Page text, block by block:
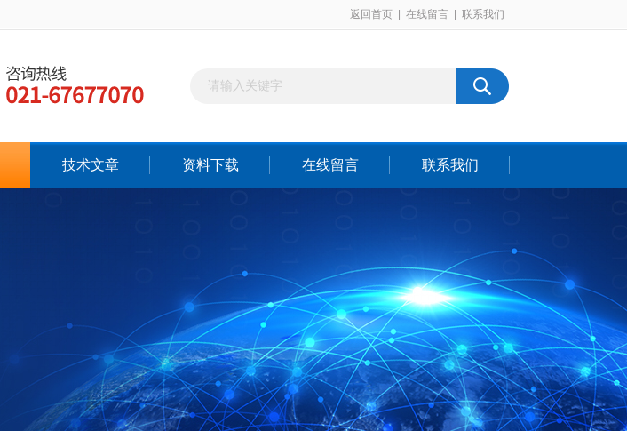
返回首页 在线留言 联系我们
技术文章 资料下载 在线留言 联系我们